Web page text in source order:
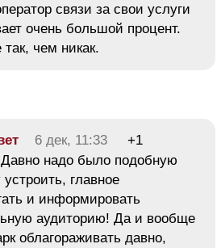
связи за свои услуги
очень большой процент.
чем никак.
6 дек, 11:33
+1
надо было подобную
главное
и информировать
аудиторию! Да и вообще
облагораживать давно,